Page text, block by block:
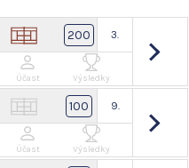
200 3.
Účast Výsledky
100 9.
Účast Výsledky